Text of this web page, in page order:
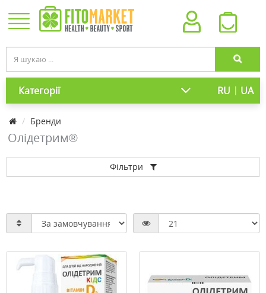
Категорії RU | UA
Бренди
Олідетрим®
Фільтри